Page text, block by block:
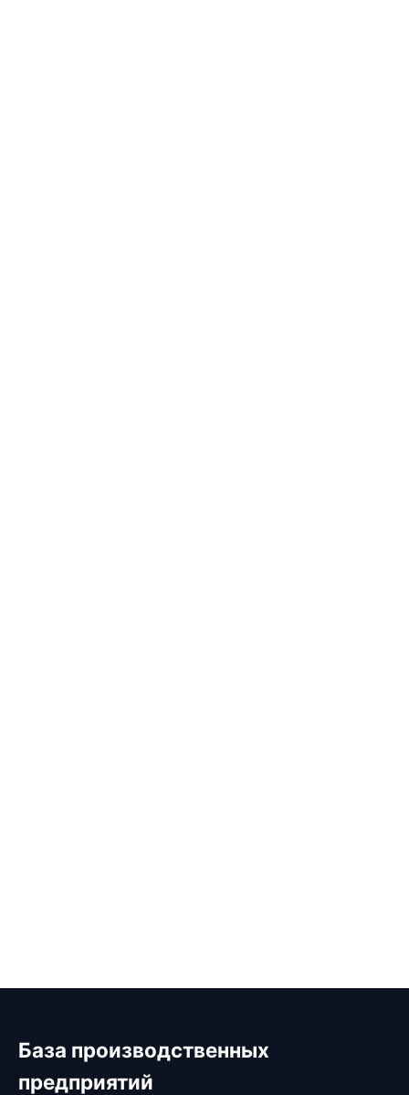
База производственных
предприятий